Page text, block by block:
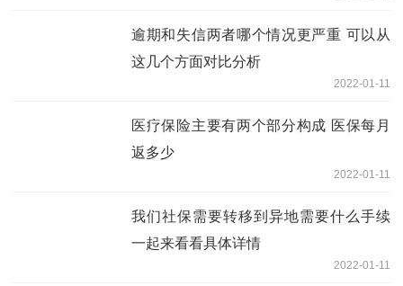
逾期和失信两者哪个情况更严重 可以从
这几个方面对比分析
2022-01-11
医疗保险主要有两个部分构成 医保每月
返多少
2022-01-11
我们社保需要转移到异地需要什么手续
一起来看看具体详情
2022-01-11